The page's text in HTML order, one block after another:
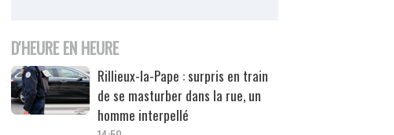
D'HEURE EN HEURE
Rillieux-la-Pape : surpris en train
de se masturber dans la rue, un
homme interpellé